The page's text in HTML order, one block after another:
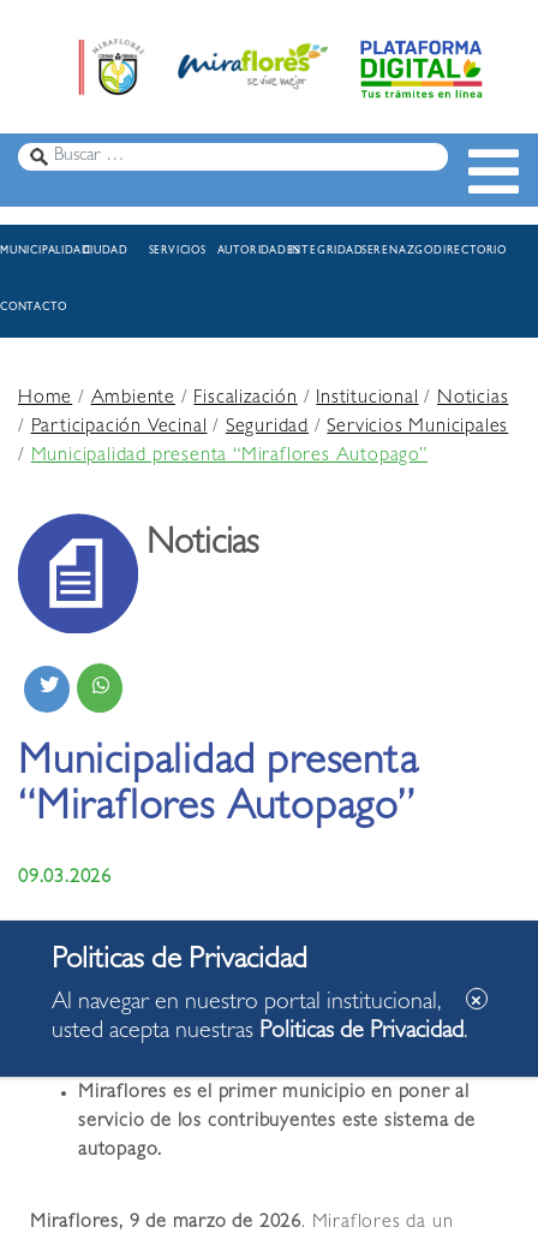
MUNICIPALIDADCIUDAD SERVICIOS AUTORIDADESINTEGRIDADSERENAZGODIRECTORIO
CONTACTO
Home/Ambiente /Fiscalización/Institucional/Noticias
/Participación Vecinal/Seguridad /Servicios Municipales
/Municipalidad presenta “Miraflores Autopago”
Noticias
Municipalidad presenta
“Miraflores Autopago”
09.03.2026
Distrito pionero en el uso de la tecnología,
arbitrios.
Los vecinos podrán consultar estados de cuenta y
Miraflores es el primer municipio en poner al
servicio de los contribuyentes este sistema de
autopago.
Miraflores, 9 de marzo de 2026. Miraflores da un
Al navegar en nuestro portal institucional,
usted acepta nuestras Politicas de Privacidad.